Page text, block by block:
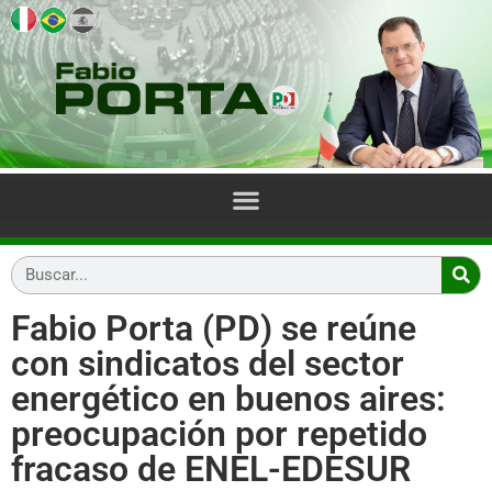
Fabio Porta (PD) se reúne
con sindicatos del sector
energético en buenos aires:
preocupación por repetido
fracaso de ENEL-EDESUR